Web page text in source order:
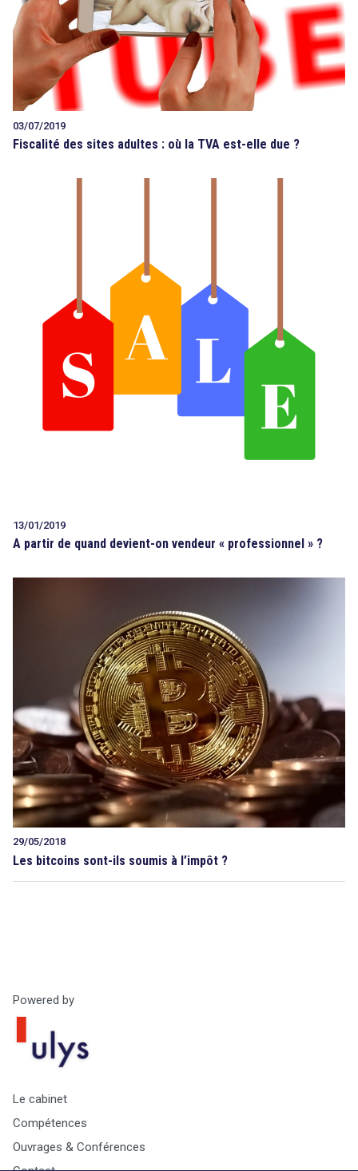
03/07/2019
Fiscalité des sites adultes : où la TVA est-elle due ?
13/01/2019
A partir de quand devient-on vendeur « professionnel » ?
29/05/2018
Les bitcoins sont-ils soumis à l’impôt ?
Powered by
Le cabinet
Compétences
Ouvrages & Conférences